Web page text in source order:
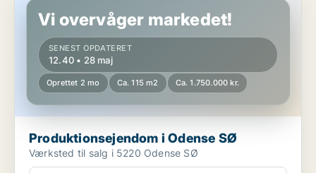
Vi overvåger markedet!
SENEST OPDATERET
12.40 • 28 maj
Oprettet 2 mo Ca. 115 m2 Ca. 1.750.000 kr.
Produktionsejendom i Odense SØ
Værksted til salg i 5220 Odense SØ